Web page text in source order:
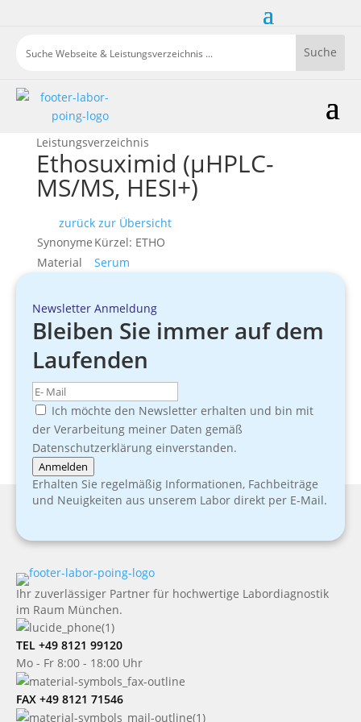
Leistungsverzeichnis
Ethosuximid (µHPLC-
MS/MS, HESI+)
zurück zur Übersicht
Synonyme Kürzel: ETHO
Material
Serum
Newsletter Anmeldung
Bleiben Sie immer auf dem
Laufenden
Ich möchte den Newsletter erhalten und bin mit
der Verarbeitung meiner Daten gemäß
Datenschutzerklärung einverstanden.
Anmelden
Erhalten Sie regelmäßig Informationen, Fachbeiträge
und Neuigkeiten aus unserem Labor direkt per E-Mail.
Ihr zuverlässiger Partner für hochwertige Labordiagnostik
im Raum München.
TEL +49 8121 99120
Mo - Fr 8:00 - 18:00 Uhr
FAX +49 8121 71546